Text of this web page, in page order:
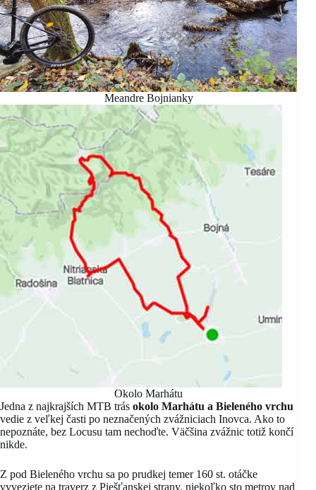
Meandre Bojnianky
Okolo Marhátu
Jedna z najkrajších MTB trás okolo Marhátu a Bieleného vrchu
vedie z veľkej časti po neznačených zvážniciach Inovca. Ako to
nepoznáte, bez Locusu tam nechoďte. Väčšina zvážnic totiž končí
nikde.
Z pod Bieleného vrchu sa po prudkej temer 160 st. otáčke
vyveziete na traverz z Piešťanskej strany, niekoľko sto metrov nad